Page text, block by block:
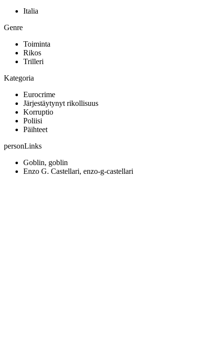
Italia
Genre
Toiminta
Rikos
Trilleri
Kategoria
Eurocrime
Järjestäytynyt rikollisuus
Korruptio
Poliisi
Päihteet
personLinks
Goblin, goblin
Enzo G. Castellari, enzo-g-castellari